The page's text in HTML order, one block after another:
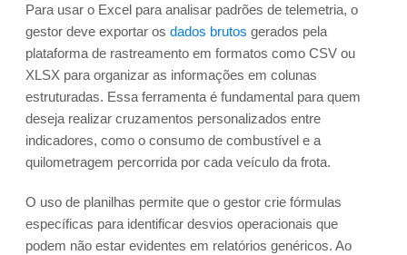
Para usar o Excel para analisar padrões de telemetria, o
gestor deve exportar os dados brutos gerados pela
plataforma de rastreamento em formatos como CSV ou
XLSX para organizar as informações em colunas
estruturadas. Essa ferramenta é fundamental para quem
deseja realizar cruzamentos personalizados entre
indicadores, como o consumo de combustível e a
quilometragem percorrida por cada veículo da frota.
O uso de planilhas permite que o gestor crie fórmulas
específicas para identificar desvios operacionais que
podem não estar evidentes em relatórios genéricos. Ao